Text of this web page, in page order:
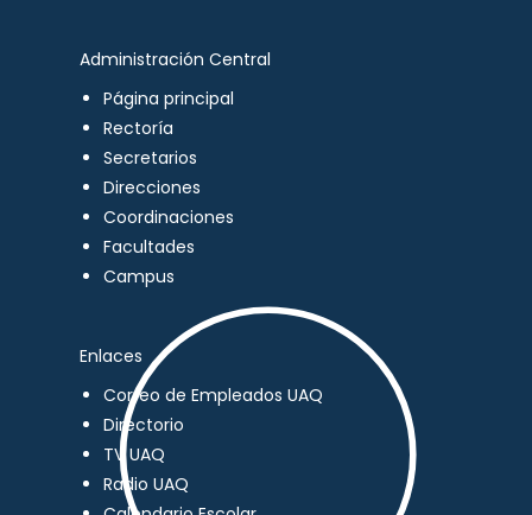
Administración Central
Página principal
Rectoría
Secretarios
Direcciones
Coordinaciones
Facultades
Campus
Enlaces
Correo de Empleados UAQ
Directorio
TV UAQ
Radio UAQ